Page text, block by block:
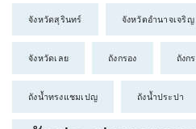
จังหวัดสุรินทร์ จังหวัดอำนาจเจริญ
จังหวัดเลย ถังกรอง ถังก
ถังน้ำทรงแชมเปญ ถังน้ำประปา